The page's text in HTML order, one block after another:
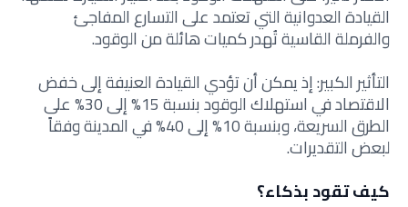
القيادة العدوانية التي تعتمد على التسارع المفاجئ
والفرملة القاسية تُهدر كميات هائلة من الوقود.
التأثير الكبير: إذ يمكن أن تؤدي القيادة العنيفة إلى خفض
الاقتصاد في استهلاك الوقود بنسبة 15% إلى 30% على
الطرق السريعة، وبنسبة 10% إلى 40% في المدينة وفقاً
لبعض التقديرات.
كيف تقود بذكاء؟